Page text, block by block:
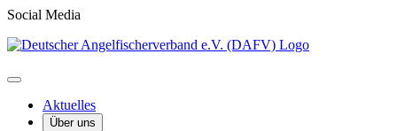
Social Media
Aktuelles
Über uns